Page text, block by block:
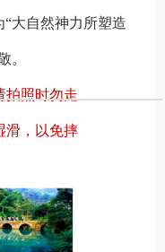
大自然神力所塑造
。
拍照时勿走
滑，以免摔